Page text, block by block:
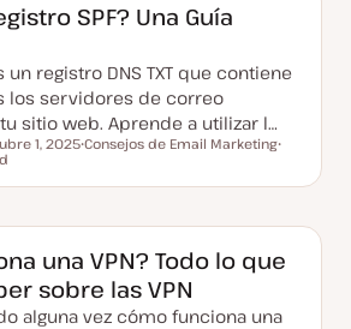
SPF? Una Guía
un registro DNS TXT que contiene
los servidores de correo
sitio web. Aprende a utilizar l…
1, 2025
m
Consejos de Email Marketing
m
una VPN? Todo lo que
sobre las VPN
alguna vez cómo funciona una